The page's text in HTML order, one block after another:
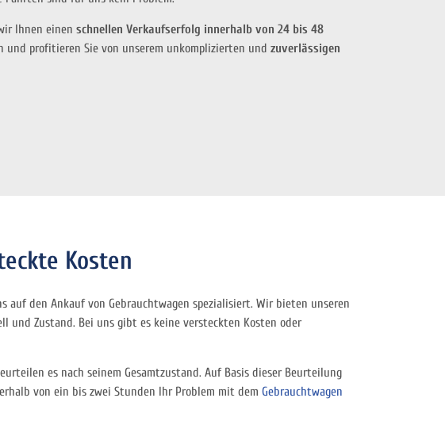
Ihnen einen schnellen Verkaufserfolg innerhalb von 24 bis 48
und profitieren Sie von unserem unkomplizierten und zuverlässigen
Kosten
auf den Ankauf von Gebrauchtwagen spezialisiert. Wir bieten unseren
und Zustand. Bei uns gibt es keine versteckten Kosten oder
es nach seinem Gesamtzustand. Auf Basis dieser Beurteilung
von ein bis zwei Stunden Ihr Problem mit dem Gebrauchtwagen